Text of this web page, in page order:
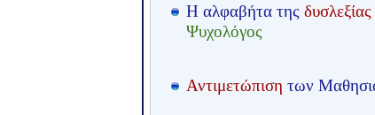
Η αλφαβήτα της δυσλεξίας
Ψυχολόγος
Αντιμετώπιση των